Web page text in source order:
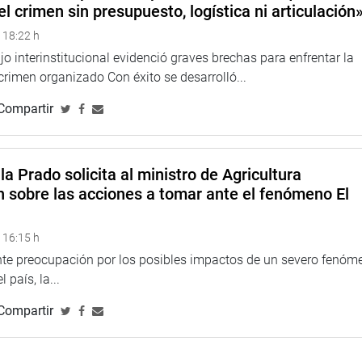
Chorrillos, distrito certificado como
mundial
Tree Cities of the World
urbana, con más de 12 mil árboles sembrados,
del Perú y de la región andina; también demuestra
la recuperación de espacios públicos y el compromiso
destaca que esta expresión ritual fue declarada
que, mediante Ley n.° 30691, el Estado peruano declaró el
de las Tijeras, con el objetivo de salvaguardar y conservar
crimen sin presupuesto, logística ni articulación»
h
interinstitucional evidenció graves brechas para enfrentar la
organizado Con éxito se desarrolló...
Prado solicita al ministro de Agricultura
sobre las acciones a tomar ante el fenómeno El
h
preocupación por los posibles impactos de un severo
país, la...